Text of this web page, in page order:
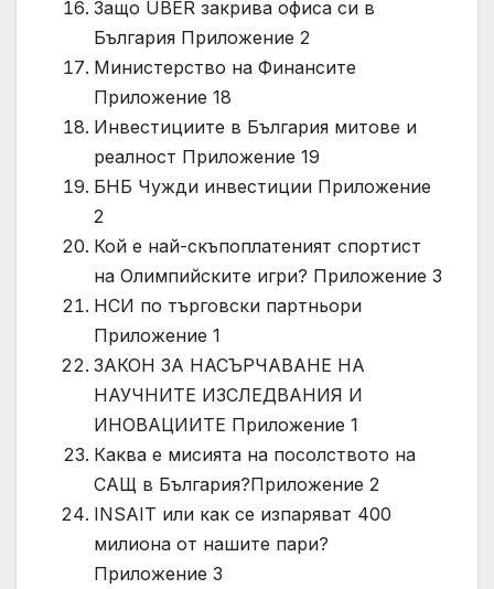
Защо UBER закрива офиса си в
България Приложение 2
Министерство на Финансите
Приложение 18
Инвестициите в България митове и
реалност Приложение 19
БНБ Чужди инвестиции Приложение
2
Кой е най-скъпоплатеният спортист
на Олимпийските игри? Приложение 3
НСИ по търговски партньори
Приложение 1
ЗАКОН ЗА НАСЪРЧАВАНЕ НА
НАУЧНИТЕ ИЗСЛЕДВАНИЯ И
ИНОВАЦИИТЕ Приложение 1
Каква е мисията на посолството на
САЩ в България?Приложение 2
INSAIT или как се изпаряват 400
милиона от нашите пари?
Приложение 3